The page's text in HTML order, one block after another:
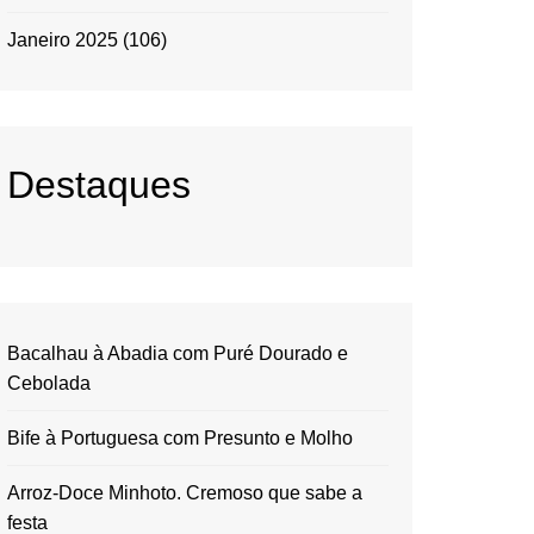
Janeiro 2025 (106)
Destaques
Bacalhau à Abadia com Puré Dourado e
Cebolada
Bife à Portuguesa com Presunto e Molho
Arroz-Doce Minhoto. Cremoso que sabe a
festa